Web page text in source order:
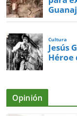
Cultura
Jesús
Héroe
Opinión